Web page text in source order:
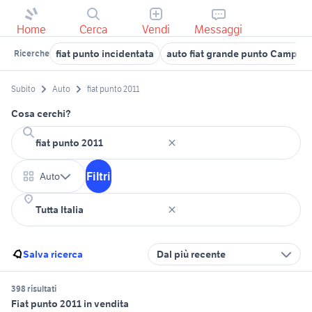
Home Cerca Vendi Messaggi
Ricerche fiat punto incidentata auto fiat grande punto
Subito Auto fiat punto 2011
Cosa cerchi?
Auto Filtri
Salva ricerca Dal più recente
398 risultati
Fiat punto 2011 in vendita